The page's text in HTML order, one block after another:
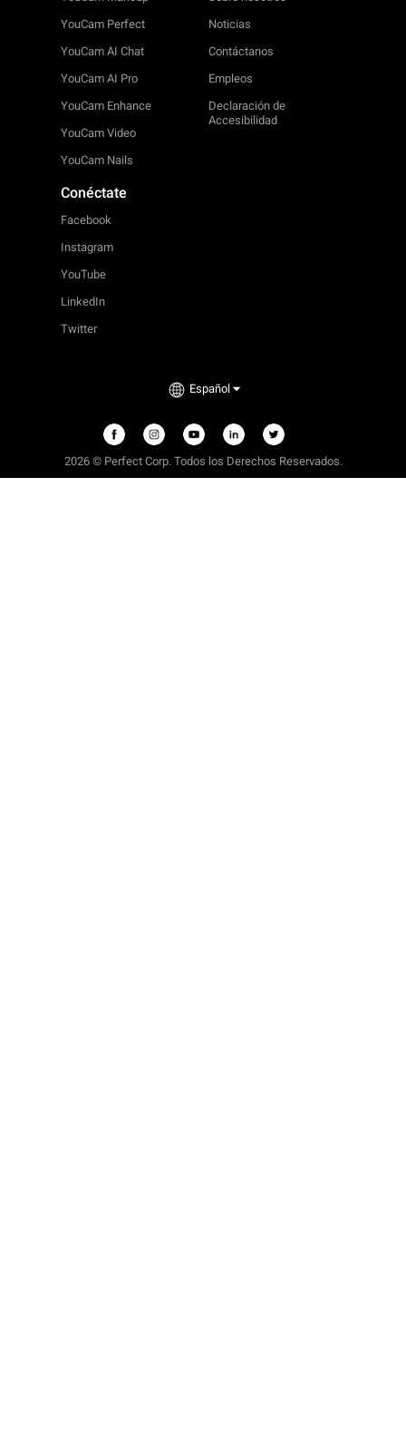
YouCam Perfect
YouCam AI Chat
YouCam AI Pro
YouCam Enhance
YouCam Video
YouCam Nails
Noticias
Contáctanos
Empleos
Declaración de
Accesibilidad
Conéctate
Facebook
Instagram
YouTube
LinkedIn
Twitter
Español
2026 © Perfect Corp. Todos los Derechos Reservados.